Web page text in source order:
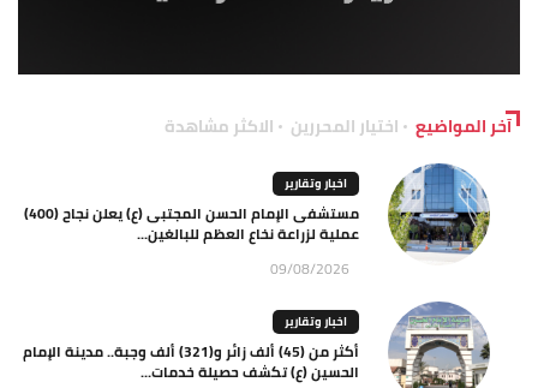
آخر المواضيع اختيار المحررين الاكثر مشاهدة
اخبار وتقارير
مستشفى الإمام الحسن المجتبى (ع) يعلن نجاح (400)
عملية لزراعة نخاع العظم للبالغين...
09/08/2026
اخبار وتقارير
أكثر من (45) ألف زائر و(321) ألف وجبة.. مدينة الإمام
الحسين (ع) تكشف حصيلة خدمات...